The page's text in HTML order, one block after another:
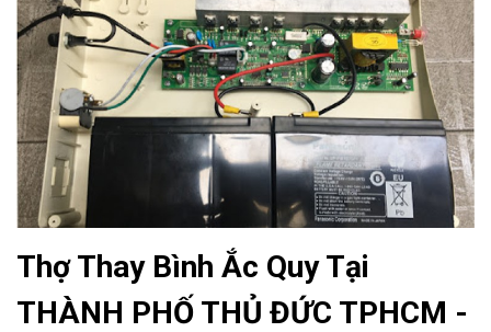
Thợ Thay Bình Ắc Quy Tại
THÀNH PHỐ THỦ ĐỨC TPHCM -